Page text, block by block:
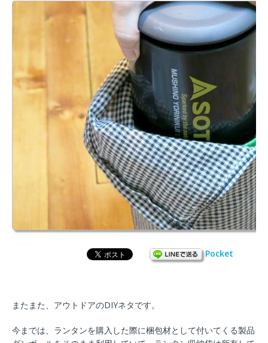
Pocket
またまた、アウトドアのDIYネタです。
今までは、ランタンを購入した際に梱包材として付いてくる製品